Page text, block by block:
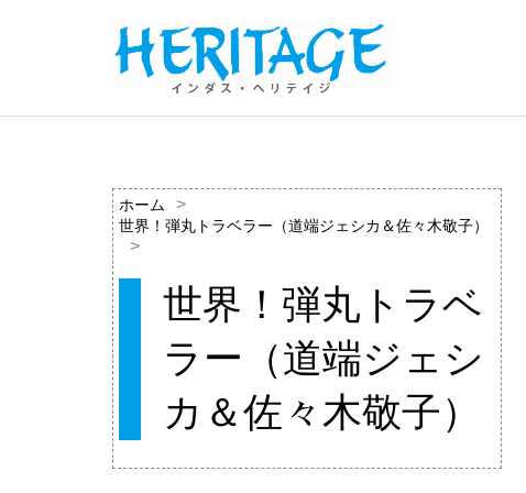
ホーム
世界！弾丸トラベラー（道端ジェシカ＆佐々木敬子）
世界！弾丸トラベ
ラー（道端ジェシ
カ＆佐々木敬子）